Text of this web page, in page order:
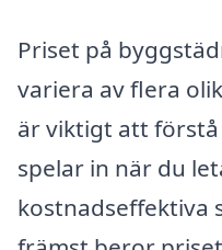
Priset på
variera av flera
är viktigt att
spelar in när du
kostnadseffektiva